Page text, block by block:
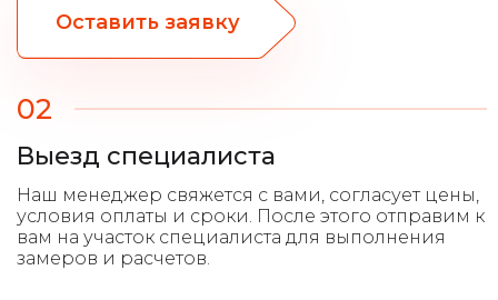
Оставить заявку
02
Выезд специалиста